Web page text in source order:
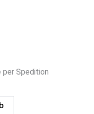
per Spedition